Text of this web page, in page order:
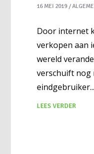
16 MEI 2019
Door internet
verkopen aan
wereld
verschuift nog
eindgebruiker.
LEES VERDER